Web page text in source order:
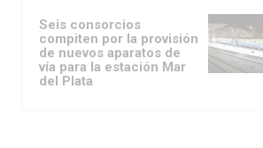
Seis consorcios
compiten por la provisión
de nuevos aparatos de
vía para la estación Mar
del Plata